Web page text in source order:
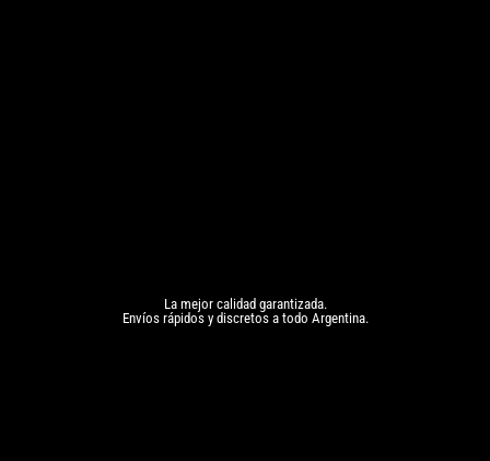
La mejor calidad garantizada.
Envíos rápidos y discretos a todo Argentina.